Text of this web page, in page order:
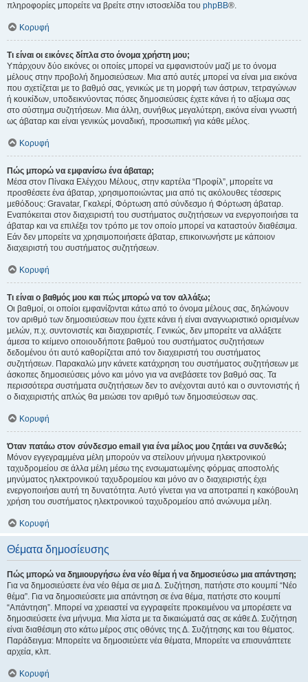
πληροφορίες μπορείτε να βρείτε στην ιστοσελίδα του phpBB®.
Κορυφή
Τι είναι οι εικόνες δίπλα στο όνομα χρήστη μου;
Υπάρχουν δύο εικόνες οι οποίες μπορεί να εμφανιστούν μαζί με το όνομα
μέλους στην προβολή δημοσιεύσεων. Μια από αυτές μπορεί να είναι μια εικόνα
που σχετίζεται με το βαθμό σας, γενικώς με τη μορφή των άστρων, τετραγώνων
ή κουκίδων, υποδεικνύοντας πόσες δημοσιεύσεις έχετε κάνει ή το αξίωμα σας
στο σύστημα συζητήσεων. Μια άλλη, συνήθως μεγαλύτερη, εικόνα είναι γνωστή
ως άβαταρ και είναι γενικώς μοναδική, προσωπική για κάθε μέλος.
Κορυφή
Πώς μπορώ να εμφανίσω ένα άβαταρ;
Μέσα στον Πίνακα Ελέγχου Μέλους, στην καρτέλα “Προφίλ”, μπορείτε να
προσθέσετε ένα άβαταρ, χρησιμοποιώντας μια από τις ακόλουθες τέσσερις
μεθόδους: Gravatar, Γκαλερί, Φόρτωση από σύνδεσμο ή Φόρτωση άβαταρ.
Εναπόκειται στον διαχειριστή του συστήματος συζητήσεων να ενεργοποιήσει τα
άβαταρ και να επιλέξει τον τρόπο με τον οποίο μπορεί να καταστούν διαθέσιμα.
Εάν δεν μπορείτε να χρησιμοποιήσετε άβαταρ, επικοινωνήστε με κάποιον
διαχειριστή του συστήματος συζητήσεων.
Κορυφή
Τι είναι ο βαθμός μου και πώς μπορώ να τον αλλάξω;
Οι βαθμοί, οι οποίοι εμφανίζονται κάτω από το όνομα μέλους σας, δηλώνουν
τον αριθμό των δημοσιεύσεων που έχετε κάνει ή είναι αναγνωριστικό ορισμένων
μελών, π.χ. συντονιστές και διαχειριστές. Γενικώς, δεν μπορείτε να αλλάξετε
άμεσα το κείμενο οποιουδήποτε βαθμού του συστήματος συζητήσεων
δεδομένου ότι αυτό καθορίζεται από τον διαχειριστή του συστήματος
συζητήσεων. Παρακαλώ μην κάνετε κατάχρηση του συστήματος συζητήσεων με
άσκοπες δημοσιεύσεις μόνο και μόνο για να ανεβάσετε τον βαθμό σας. Τα
περισσότερα συστήματα συζητήσεων δεν το ανέχονται αυτό και ο συντονιστής ή
ο διαχειριστής απλώς θα μειώσει τον αριθμό των δημοσιεύσεων σας.
Κορυφή
Όταν πατάω στον σύνδεσμο email για ένα μέλος μου ζητάει να συνδεθώ;
Μόνον εγγεγραμμένα μέλη μπορούν να στείλουν μήνυμα ηλεκτρονικού
ταχυδρομείου σε άλλα μέλη μέσω της ενσωματωμένης φόρμας αποστολής
μηνύματος ηλεκτρονικού ταχυδρομείου και μόνο αν ο διαχειριστής έχει
ενεργοποιήσει αυτή τη δυνατότητα. Αυτό γίνεται για να αποτραπεί η κακόβουλη
χρήση του συστήματος ηλεκτρονικού ταχυδρομείου από ανώνυμα μέλη.
Κορυφή
Θέματα δημοσίευσης
Πώς μπορώ να δημιουργήσω ένα νέο θέμα ή να δημοσιεύσω μια απάντηση;
Για να δημοσιεύσετε ένα νέο θέμα σε μια Δ. Συζήτηση, πατήστε στο κουμπί “Νέο
θέμα”. Για να δημοσιεύσετε μια απάντηση σε ένα θέμα, πατήστε στο κουμπί
“Απάντηση”. Μπορεί να χρειαστεί να εγγραφείτε προκειμένου να μπορέσετε να
δημοσιεύσετε ένα μήνυμα. Μια λίστα με τα δικαιώματά σας σε κάθε Δ. Συζήτηση
είναι διαθέσιμη στο κάτω μέρος στις οθόνες της Δ. Συζήτησης και του θέματος.
Παράδειγμα: Μπορείτε να δημοσιεύετε νέα θέματα, Μπορείτε να επισυνάπτετε
αρχεία, κλπ.
Κορυφή